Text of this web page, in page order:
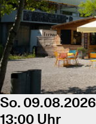
So. 09.08.2026
13:00 Uhr